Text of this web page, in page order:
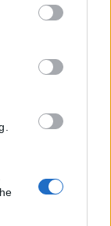
You may
its third-party
in below